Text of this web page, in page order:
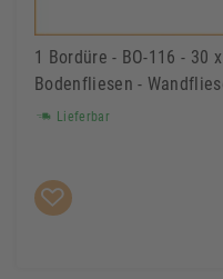
1 Bordüre - BO-116 - 30
Bodenfliesen -
Lieferbar